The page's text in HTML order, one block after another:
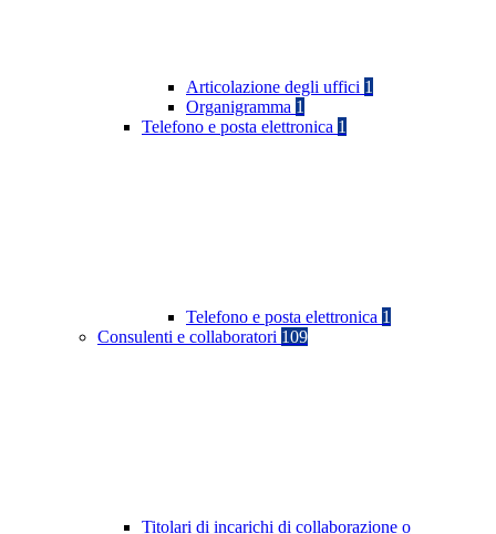
Articolazione degli uffici 1
Organigramma 1
Telefono e posta elettronica 1
Telefono e posta elettronica 1
Consulenti e collaboratori 109
Titolari di incarichi di collaborazione o